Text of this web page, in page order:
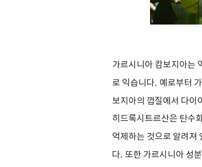
가르시니아 캄보지아는
로 익습니다. 예로부터
보지아의 껍질에서 다이
히드록시트르산은 탄수
억제하는 것으로 알려져
다. 또한 가르시니아 성